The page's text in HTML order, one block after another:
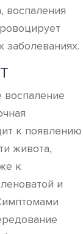
воспаления
заболеваниях.
воспаление
к появлению
живота,
к
и